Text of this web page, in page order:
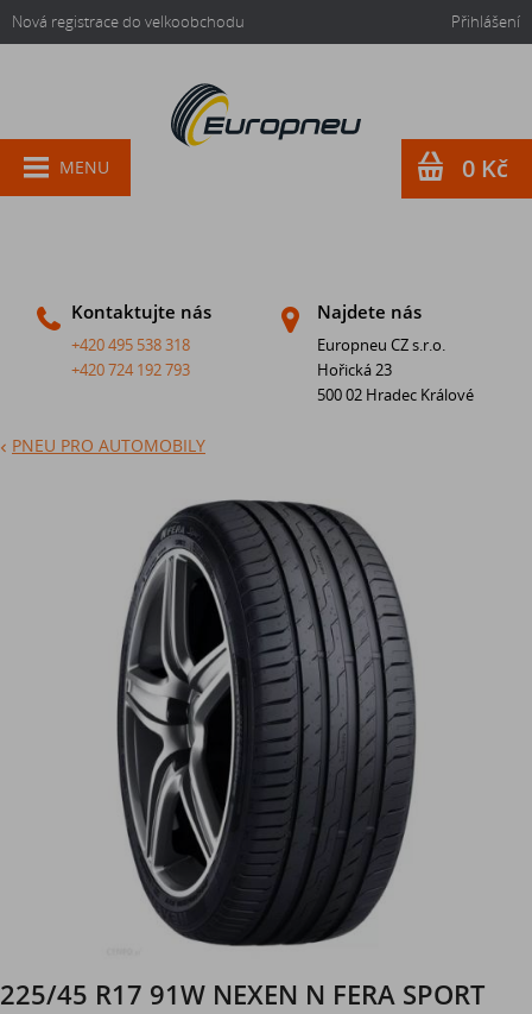
Nová registrace do velkoobchodu Přihlášení
Kontaktujte nás
+420 495 538 318
+420 724 192 793
Najdete nás
Europneu CZ s.r.o.
Hořická 23
500 02 Hradec Králové
MENU 0 Kč
PNEU PRO AUTOMOBILY
225/45 R17 91W NEXEN N FERA SPORT